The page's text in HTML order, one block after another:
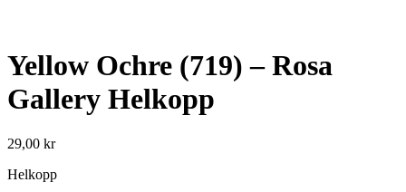
Yellow Ochre (719) – Rosa
Gallery Helkopp
29,00 kr
Helkopp